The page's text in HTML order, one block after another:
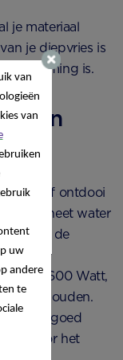
je materiaal
je diepvries is
ijsvorming is.
van
of ontdooi
met heet water
of in de
jouw
op 600 Watt,
aanhouden.
goed
voor het
van
van
uw
andere
te